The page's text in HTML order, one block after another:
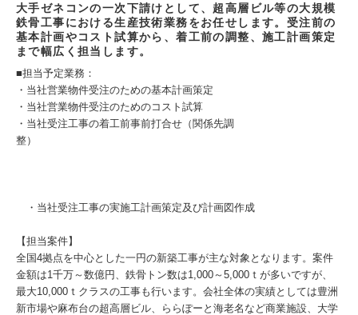
大手ゼネコンの一次下請けとして、超高層ビル等の大規模
鉄骨工事における生産技術業務をお任せします。受注前の
基本計画やコスト試算から、着工前の調整、施工計画策定
まで幅広く担当します。
■担当予定業務：
・当社営業物件受注のための基本計画策定
・当社営業物件受注のためのコスト試算
・当社受注工事の着工前事前打合せ（関係先調
整）
・当社受注工事の実施工計画策定及び計画図作成
【担当案件】
全国4拠点を中心とした一円の新築工事が主な対象となります。案件
金額は1千万～数億円、鉄骨トン数は1,000～5,000ｔが多いですが、
最大10,000ｔクラスの工事も行います。会社全体の実績としては豊洲
新市場や麻布台の超高層ビル、ららぽーと海老名など商業施設、大学